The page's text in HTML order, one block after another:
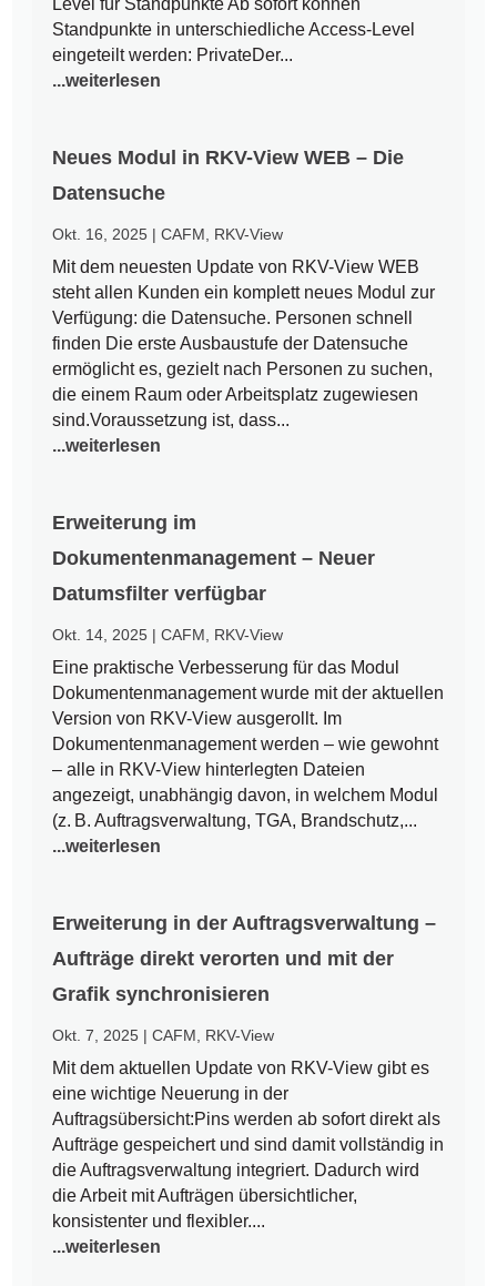
Standpunkte in unterschiedliche Access-Level
eingeteilt werden: PrivateDer...
...weiterlesen
Neues Modul in RKV-View WEB – Die
Datensuche
Okt. 16, 2025 |CAFM RKV-View
Mit dem neuesten Update von RKV-View WEB
steht allen Kunden ein komplett neues Modul zur
Verfügung: die Datensuche. Personen schnell
finden Die erste Ausbaustufe der Datensuche
ermöglicht es, gezielt nach Personen zu suchen,
die einem Raum oder Arbeitsplatz zugewiesen
sind.Voraussetzung ist, dass...
...weiterlesen
Erweiterung im
Dokumentenmanagement – Neuer
Datumsfilter verfügbar
Okt. 14, 2025 |CAFM RKV-View
Eine praktische Verbesserung für das Modul
Dokumentenmanagement wurde mit der aktuellen
Version von RKV-View ausgerollt. Im
Dokumentenmanagement werden – wie gewohnt
– alle in RKV-View hinterlegten Dateien
angezeigt, unabhängig davon, in welchem Modul
(z. B. Auftragsverwaltung, TGA, Brandschutz,...
...weiterlesen
Erweiterung in der Auftragsverwaltung –
Aufträge direkt verorten und mit der
Grafik synchronisieren
Okt. 7, 2025 |CAFM RKV-View
Mit dem aktuellen Update von RKV-View gibt es
eine wichtige Neuerung in der
Auftragsübersicht:Pins werden ab sofort direkt als
Aufträge gespeichert und sind damit vollständig in
die Auftragsverwaltung integriert. Dadurch wird
die Arbeit mit Aufträgen übersichtlicher,
konsistenter und flexibler....
...weiterlesen